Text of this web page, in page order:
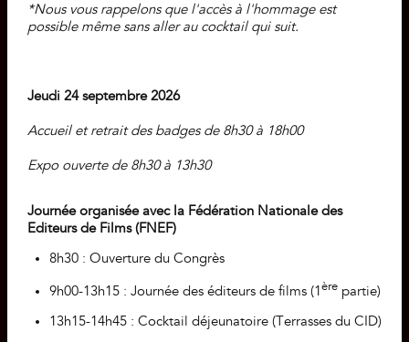
*Nous vous rappelons que l'accès à l'hommage est
possible même sans aller au cocktail qui suit.
Jeudi 24 septembre 2026
Accueil et retrait des badges de 8h30 à 18h00
Expo ouverte de 8h30 à 13h30
Journée organisée avec la Fédération Nationale des
Editeurs de Films (FNEF)
8h30 : Ouverture du Congrès
9h00-13h15 : Journée des éditeurs de films (1èrepartie)
13h15-14h45 : Cocktail déjeunatoire (Terrasses du CID)